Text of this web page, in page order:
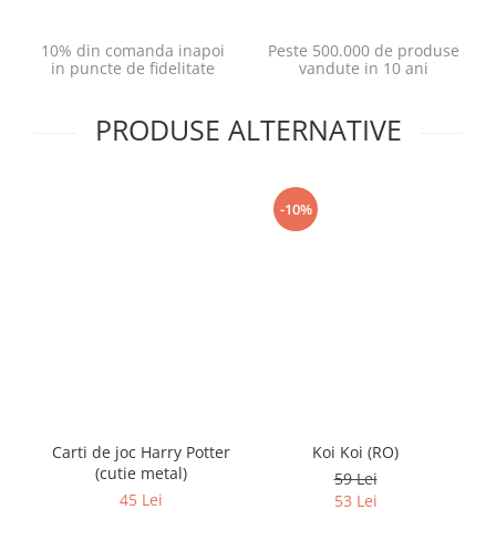
10% din comanda inapoi
in puncte de fidelitate
Peste 500.000 de produse
vandute in 10 ani
PRODUSE ALTERNATIVE
Carti de joc Harry Potter
(cutie metal)
45 Lei
-10%
Koi Koi (RO)
59 Lei
53 Lei